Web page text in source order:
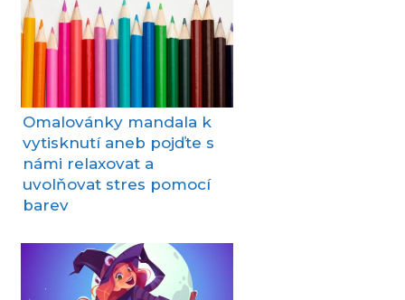
Omalovánky mandala k
vytisknutí aneb pojďte s
námi relaxovat a
uvolňovat stres pomocí
barev